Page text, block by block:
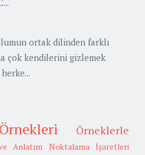
ortak dilinden farklı
çok kendilerini gizlemek
Örneklerle
Anlatım
Noktalama İşaretleri